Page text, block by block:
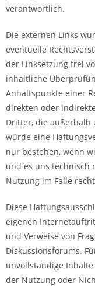
verantwortlich.
Die externen Links
eventuelle
der Linksetzung frei
inhaltliche
Anhaltspunkte einer
direkten oder
Dritter, die außerhalb
würde eine
nur bestehen, wenn
und es uns technisch
Nutzung im Falle
Diese
eigenen
und Verweise von
Diskussionsforums.
unvollständige
der Nutzung oder